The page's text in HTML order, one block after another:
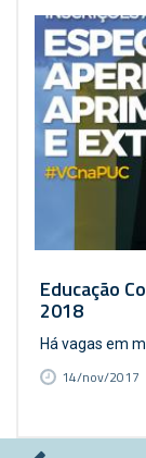
Educação
2018
Há vagas em
14/nov/2017